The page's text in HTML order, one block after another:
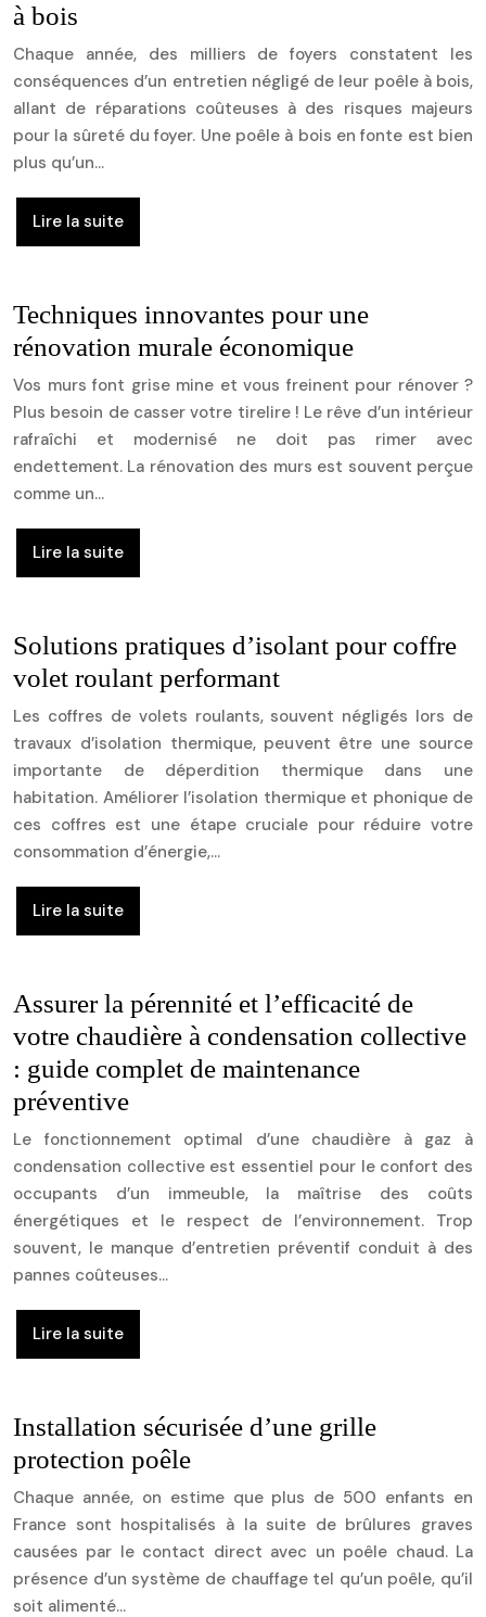
à bois
Chaque année, des milliers de foyers constatent les
conséquences d’un entretien négligé de leur poêle à bois,
allant de réparations coûteuses à des risques majeurs
pour la sûreté du foyer. Une poêle à bois en fonte est bien
plus qu’un…
Lire la suite
Techniques innovantes pour une
rénovation murale économique
Vos murs font grise mine et vous freinent pour rénover ?
Plus besoin de casser votre tirelire ! Le rêve d’un intérieur
rafraîchi et modernisé ne doit pas rimer avec
endettement. La rénovation des murs est souvent perçue
comme un…
Lire la suite
Solutions pratiques d’isolant pour coffre
volet roulant performant
Les coffres de volets roulants, souvent négligés lors de
travaux d’isolation thermique, peuvent être une source
importante de déperdition thermique dans une
habitation. Améliorer l’isolation thermique et phonique de
ces coffres est une étape cruciale pour réduire votre
consommation d’énergie,…
Lire la suite
Assurer la pérennité et l’efficacité de
votre chaudière à condensation collective
: guide complet de maintenance
préventive
Le fonctionnement optimal d’une chaudière à gaz à
condensation collective est essentiel pour le confort des
occupants d’un immeuble, la maîtrise des coûts
énergétiques et le respect de l’environnement. Trop
souvent, le manque d’entretien préventif conduit à des
pannes coûteuses…
Lire la suite
Installation sécurisée d’une grille
protection poêle
Chaque année, on estime que plus de 500 enfants en
France sont hospitalisés à la suite de brûlures graves
causées par le contact direct avec un poêle chaud. La
présence d’un système de chauffage tel qu’un poêle, qu’il
soit alimenté…